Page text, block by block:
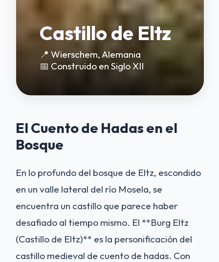
Castillo de Eltz
📍 Wierschem, Alemania
📅 Construido en Siglo XII
El Cuento de Hadas en el
Bosque
En lo profundo del bosque de Eltz, escondido
en un valle lateral del río Mosela, se
encuentra un castillo que parece haber
desafiado al tiempo mismo. El **Burg Eltz
(Castillo de Eltz)** es la personificación del
castillo medieval de cuento de hadas. Con